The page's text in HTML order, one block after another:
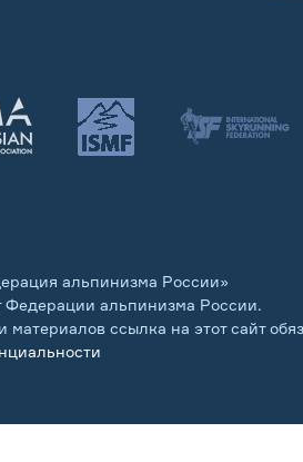
альпинизма России»
альпинизма России.
ссылка на этот сайт